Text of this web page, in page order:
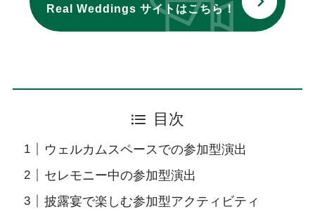
Real Weddings サイトはこちら！
目次
ウェルカムスペースでの参加型演出
セレモニー中の参加型演出
披露宴で楽しむ参加型アクティビティ